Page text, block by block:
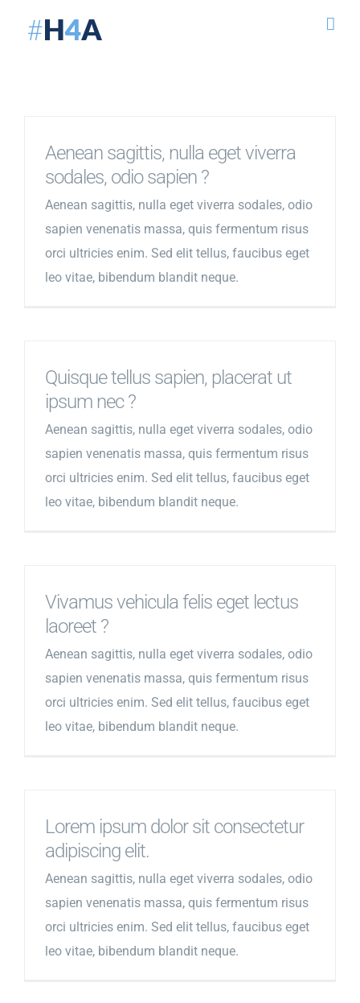
Aenean sagittis, nulla eget viverra
sodales, odio sapien ?
Aenean sagittis, nulla eget viverra sodales, odio
sapien venenatis massa, quis fermentum risus
orci ultricies enim. Sed elit tellus, faucibus eget
leo vitae, bibendum blandit neque.
Quisque tellus sapien, placerat ut
ipsum nec ?
Aenean sagittis, nulla eget viverra sodales, odio
sapien venenatis massa, quis fermentum risus
orci ultricies enim. Sed elit tellus, faucibus eget
leo vitae, bibendum blandit neque.
Vivamus vehicula felis eget lectus
laoreet ?
Aenean sagittis, nulla eget viverra sodales, odio
sapien venenatis massa, quis fermentum risus
orci ultricies enim. Sed elit tellus, faucibus eget
leo vitae, bibendum blandit neque.
Lorem ipsum dolor sit consectetur
adipiscing elit.
Aenean sagittis, nulla eget viverra sodales, odio
sapien venenatis massa, quis fermentum risus
orci ultricies enim. Sed elit tellus, faucibus eget
leo vitae, bibendum blandit neque.